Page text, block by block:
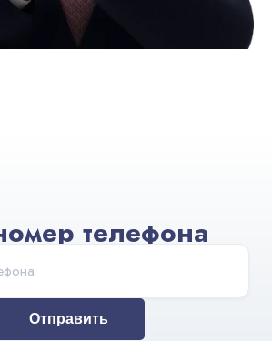
телефона
Отправить